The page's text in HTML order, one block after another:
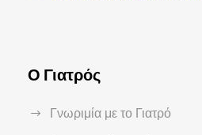
Ο Γιατρός
Γνωριμία με το Γιατρό